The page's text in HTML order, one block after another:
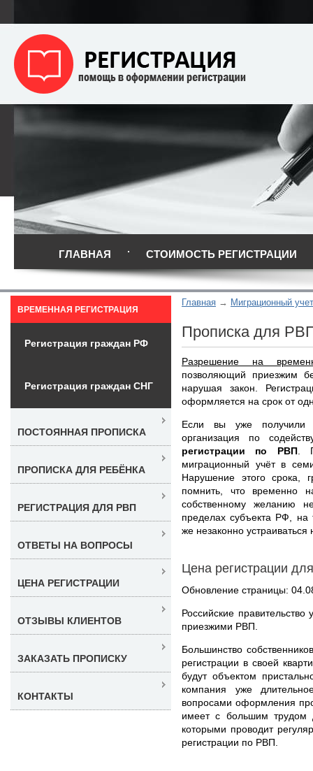
ГЛАВНАЯ СТОИМОСТЬ РЕГИСТРАЦИИ
Главная Миграционный
Прописка для
Разрешение на
позволяющий приезжим
нарушая закон.
оформляется на срок от
Если вы уже получили
организация по
регистрации по РВП.
миграционный учёт в
Нарушение этого срока,
помнить, что временно
собственному желанию
пределах субъекта РФ, на
же незаконно
Цена регистрации
Обновление страницы:
Российские правительство
приезжими РВП.
Большинство
регистрации в своей
будут объектом
компания уже
вопросами оформления
имеет с большим трудом
которыми проводит
регистрации по РВП.
ВРЕМЕННАЯ РЕГИСТРАЦИЯ
Регистрация граждан РФ
Регистрация граждан СНГ
ПОСТОЯННАЯ ПРОПИСКА
ПРОПИСКА ДЛЯ РЕБЁНКА
РЕГИСТРАЦИЯ ДЛЯ РВП
ОТВЕТЫ НА ВОПРОСЫ
ЦЕНА РЕГИСТРАЦИИ
ОТЗЫВЫ КЛИЕНТОВ
ЗАКАЗАТЬ ПРОПИСКУ
КОНТАКТЫ